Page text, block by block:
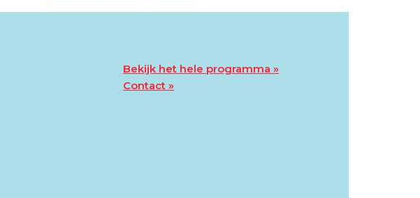
Bekijk het hele programma »
Contact »